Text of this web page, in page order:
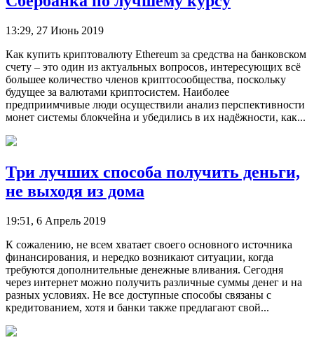
13:29, 27 Июнь 2019
Как купить криптовалюту Ethereum за средства на банковском
счету – это один из актуальных вопросов, интересующих всё
большее количество членов криптосообщества, поскольку
будущее за валютами криптосистем. Наиболее
предприимчивые люди осуществили анализ перспективности
монет системы блокчейна и убедились в их надёжности, как...
Три лучших способа получить деньги,
не выходя из дома
19:51, 6 Апрель 2019
К сожалению, не всем хватает своего основного источника
финансирования, и нередко возникают ситуации, когда
требуются дополнительные денежные вливания. Сегодня
через интернет можно получить различные суммы денег и на
разных условиях. Не все доступные способы связаны с
кредитованием, хотя и банки также предлагают свой...